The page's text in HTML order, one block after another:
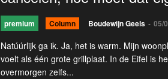
premium Column Boudewijn Geels - 05/
Natúúrlijk ga ik. Ja, het is warm. Mijn
voelt als één grote grillplaat. In de Eifel is
overmorgen zelfs...